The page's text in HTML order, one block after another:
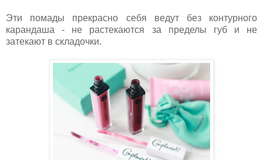
Эти помады прекрасно себя ведут без контурного
карандаша - не растекаются за пределы губ и не
затекают в складочки.